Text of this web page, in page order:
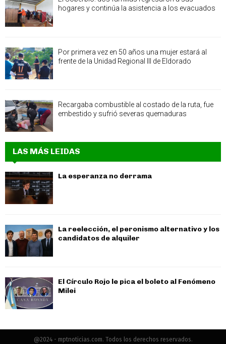
hogares y continúa la asistencia a los evacuados
Por primera vez en 50 años una mujer estará al
frente de la Unidad Regional III de Eldorado
Recargaba combustible al costado de la ruta, fue
embestido y sufrió severas quemaduras
LAS MÁS LEIDAS
La esperanza no derrama
La reelección, el peronismo alternativo y los
candidatos de alquiler
El Círculo Rojo le pica el boleto al Fenómeno
Milei
@2024 - mptnoticias.com. Todos los derechos reservados.